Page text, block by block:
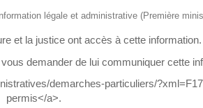
légale et administrative (Première
et la justice ont accès à cette information.
demander de lui communiquer cette
demarches-particuliers/
permis</a>.